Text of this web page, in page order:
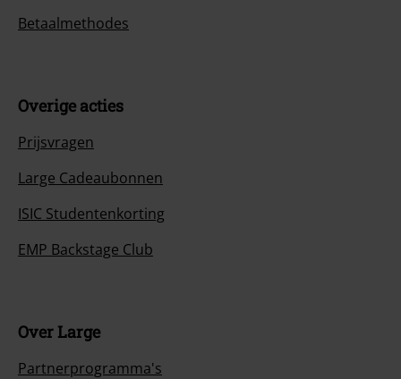
Betaalmethodes
Overige acties
Prijsvragen
Large Cadeaubonnen
ISIC Studentenkorting
EMP Backstage Club
Over Large
Partnerprogramma's